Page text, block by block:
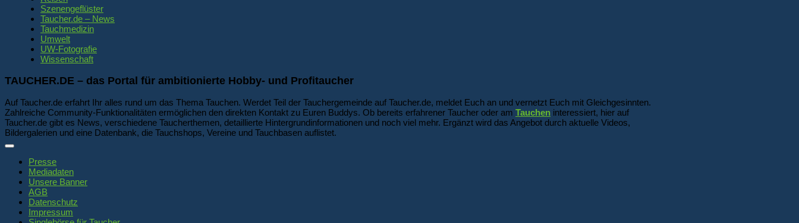
Szenengeflüster
Taucher.de – News
Tauchmedizin
Umwelt
UW-Fotografie
Wissenschaft
TAUCHER.DE – das Portal für ambitionierte Hobby- und Profitaucher
Auf Taucher.de erfahrt Ihr alles rund um das Thema Tauchen. Werdet Teil der Tauchergemeinde auf Taucher.de, meldet Euch an und vernetzt Euch mit Gleichgesinnten.
Zahlreiche Community-Funktionalitäten ermöglichen den direkten Kontakt zu Euren Buddys. Ob bereits erfahrener Taucher oder am Tauchen interessiert, hier auf
Taucher.de gibt es News, verschiedene Taucherthemen, detaillierte Hintergrundinformationen und noch viel mehr. Ergänzt wird das Angebot durch aktuelle Videos,
Bildergalerien und eine Datenbank, die Tauchshops, Vereine und Tauchbasen auflistet.
Presse
Mediadaten
Unsere Banner
AGB
Datenschutz
Impressum